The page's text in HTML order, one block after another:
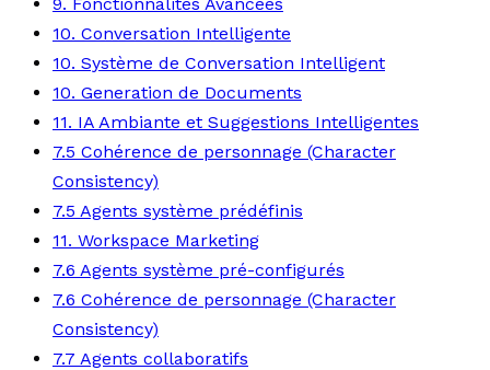
10. Conversation Intelligente
10. Système de Conversation Intelligent
10. Generation de Documents
11. IA Ambiante et Suggestions Intelligentes
7.5 Cohérence de personnage (Character
Consistency)
7.5 Agents système prédéfinis
11. Workspace Marketing
7.6 Agents système pré-configurés
7.6 Cohérence de personnage (Character
Consistency)
7.7 Agents collaboratifs